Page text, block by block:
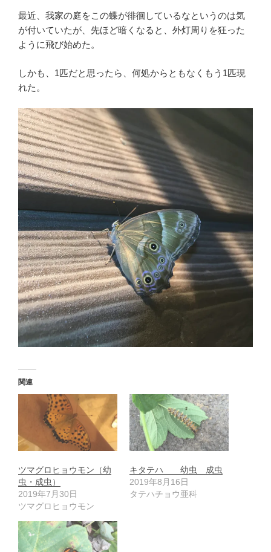
最近、我家の庭をこの蝶が徘徊しているなというのは気
が付いていたが、先ほど暗くなると、外灯周りを狂った
ように飛び始めた。
しかも、1匹だと思ったら、何処からともなくもう1匹現
れた。
関連
ツマグロヒョウモン（幼
虫・成虫）
2019年7月30日
ツマグロヒョウモン
キタテハ 幼虫 成虫
2019年8月16日
タテハチョウ亜科